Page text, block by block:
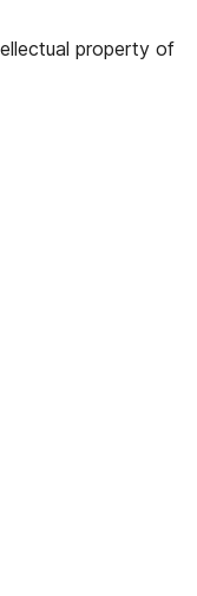
property of